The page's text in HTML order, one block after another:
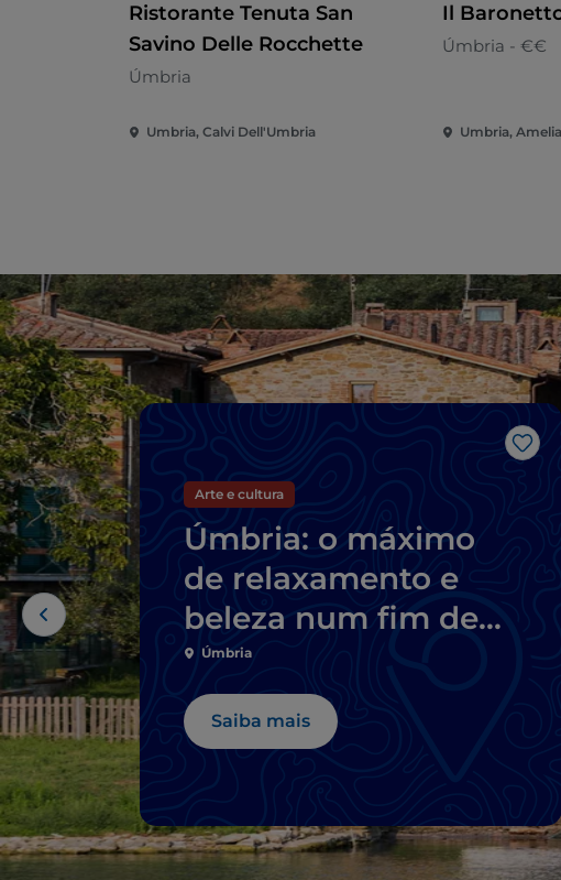
Ristorante Tenuta San
Savino Delle Rocchette
Úmbria
Umbria, Calvi Dell'Umbria
Il
Úmbria - €€
Umbria, Amelia
Gosto
Arte e cultura
Úmbria: o máximo
de relaxamento e
beleza num fim de
semana
Úmbria
Saiba mais